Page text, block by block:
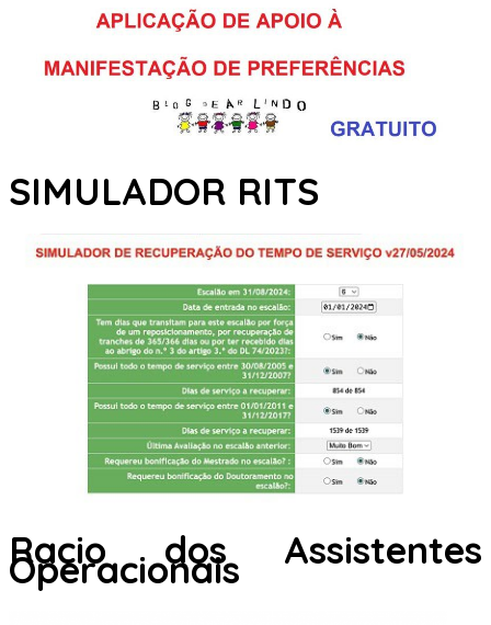
SIMULADOR RITS
Racio dos Assistentes
Operacionais